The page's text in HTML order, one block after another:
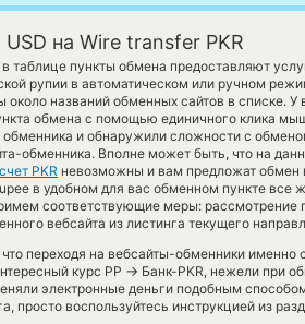
на Wire transfer PKR
таблице пункты обмена предоставляют
рупии в автоматическом или ручном
около названий обменных сайтов в списке. У
обмена с помощью единичного клика
и обнаружили сложности с
обменника. Вполне может быть, что на
PKR невозможны и вам предложат обмен
в удобном для вас обменном пункте
соответствующие меры: рассмотрение
вебсайта из листинга текущего
переходя на вебсайты-обменники именно
курс PP → Банк-PKR, нежели при
электронные деньги подобным
просто воспользуйтесь инструкцией из